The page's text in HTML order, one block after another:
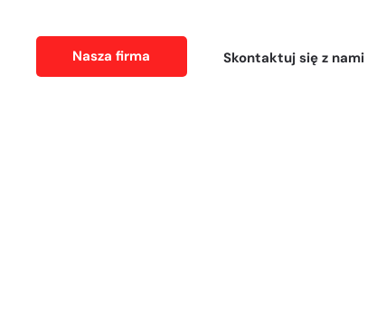
Nasza firma Skontaktuj się z nami